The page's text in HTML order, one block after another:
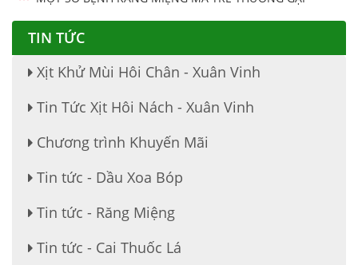
TIN TỨC
Xịt Khử Mùi Hôi Chân - Xuân Vinh
Tin Tức Xịt Hôi Nách - Xuân Vinh
Chương trình Khuyến Mãi
Tin tức - Dầu Xoa Bóp
Tin tức - Răng Miệng
Tin tức - Cai Thuốc Lá
THUỐC ĐẶC TRỊ DẠ DÀY, ĐẠI TRÀNG